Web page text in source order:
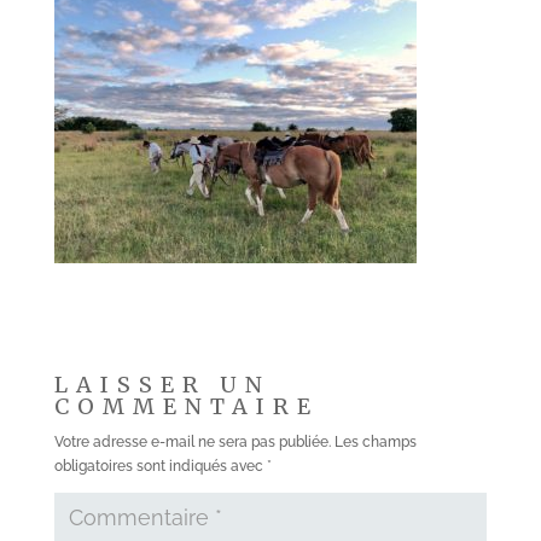
LAISSER UN
COMMENTAIRE
Votre adresse e-mail ne sera pas publiée. Les champs
obligatoires sont indiqués avec *